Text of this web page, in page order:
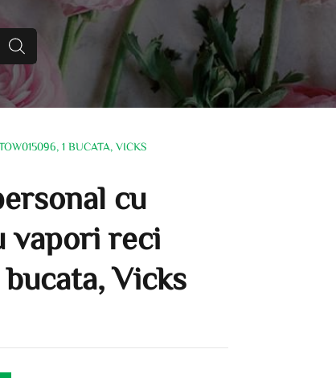
1 BUCATA, VICKS
cu
vapori reci
bucata, Vicks